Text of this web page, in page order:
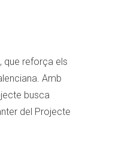
que reforça els
Amb
busca
del Projecte